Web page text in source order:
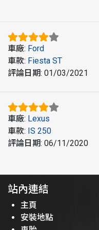
車廠: Ford
車款: Fiesta ST
評論日期: 01/03/2021
車廠: Lexus
車款: IS 250
評論日期: 06/11/2020
站內連結
主頁
安裝地點